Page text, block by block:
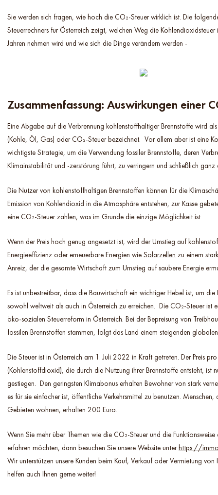
Sie werden sich fragen, wie hoch die CO₂-Steuer wirklich ist. Die
Steuerrechners für Österreich zeigt, welchen Weg die
Jahren nehmen wird und wie sich die Dinge verändern werden -
Zusammenfassung: Auswirkungen einer
Eine Abgabe auf die Verbrennung kohlenstoffhaltiger Brennstoffe wird
(Kohle, Öl, Gas) oder CO₂-Steuer bezeichnet. Vor allem aber ist eine
wichtigste Strategie, um die Verwendung fossiler Brennstoffe, deren
Klimainstabilität und -zerstörung führt, zu verringern und schließlich ganz
Die Nutzer von kohlenstoffhaltigen Brennstoffen können für die
Emission von Kohlendioxid in die Atmosphäre entstehen, zur Kasse
eine CO₂-Steuer zahlen, was im Grunde die einzige Möglichkeit ist.
Wenn der Preis hoch genug angesetzt ist, wird der Umstieg auf
Energieeffizienz oder erneuerbare Energien wie Solarzellen zu einem
Anreiz, der die gesamte Wirtschaft zum Umstieg auf saubere Energie
Es ist unbestreitbar, dass die Bauwirtschaft ein wichtiger Hebel ist, um die
sowohl weltweit als auch in Österreich zu erreichen. Die CO₂-Steuer ist
öko-sozialen Steuerreform in Österreich. Bei der Bepreisung von
fossilen Brennstoffen stammen, folgt das Land einem steigenden
Die Steuer ist in Österreich am 1. Juli 2022 in Kraft getreten. Der Preis
(Kohlenstoffdioxid), die durch die Nutzung ihrer Brennstoffe entsteht, ist
gestiegen. Den geringsten Klimabonus erhalten Bewohner von stark
es für sie einfacher ist, öffentliche Verkehrsmittel zu benutzen. Menschen,
Gebieten wohnen, erhalten 200 Euro.
Wenn Sie mehr über Themen wie die CO₂-Steuer und die
erfahren möchten, dann besuchen Sie unsere Website unterhttps://
Wir unterstützen unsere Kunden beim Kauf, Verkauf oder Vermietung
helfen auch Ihnen gerne weiter!